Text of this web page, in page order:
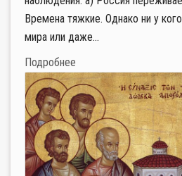
Времена тяжкие. Однако ни у
мира или даже...
Подробнее